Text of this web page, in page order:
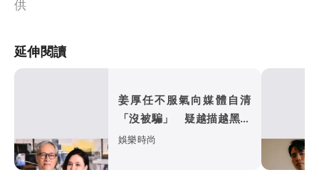
供
延伸閱讀
姜厚任不服氣向媒體自清
「沒被騙」 疑越描越黑女
友仍成箭靶
娛樂時尚